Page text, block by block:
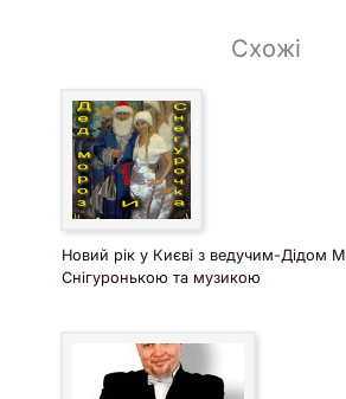
Схожі
Новий рік у Києві з ведучим-Дідом
Снігуронькою та музикою